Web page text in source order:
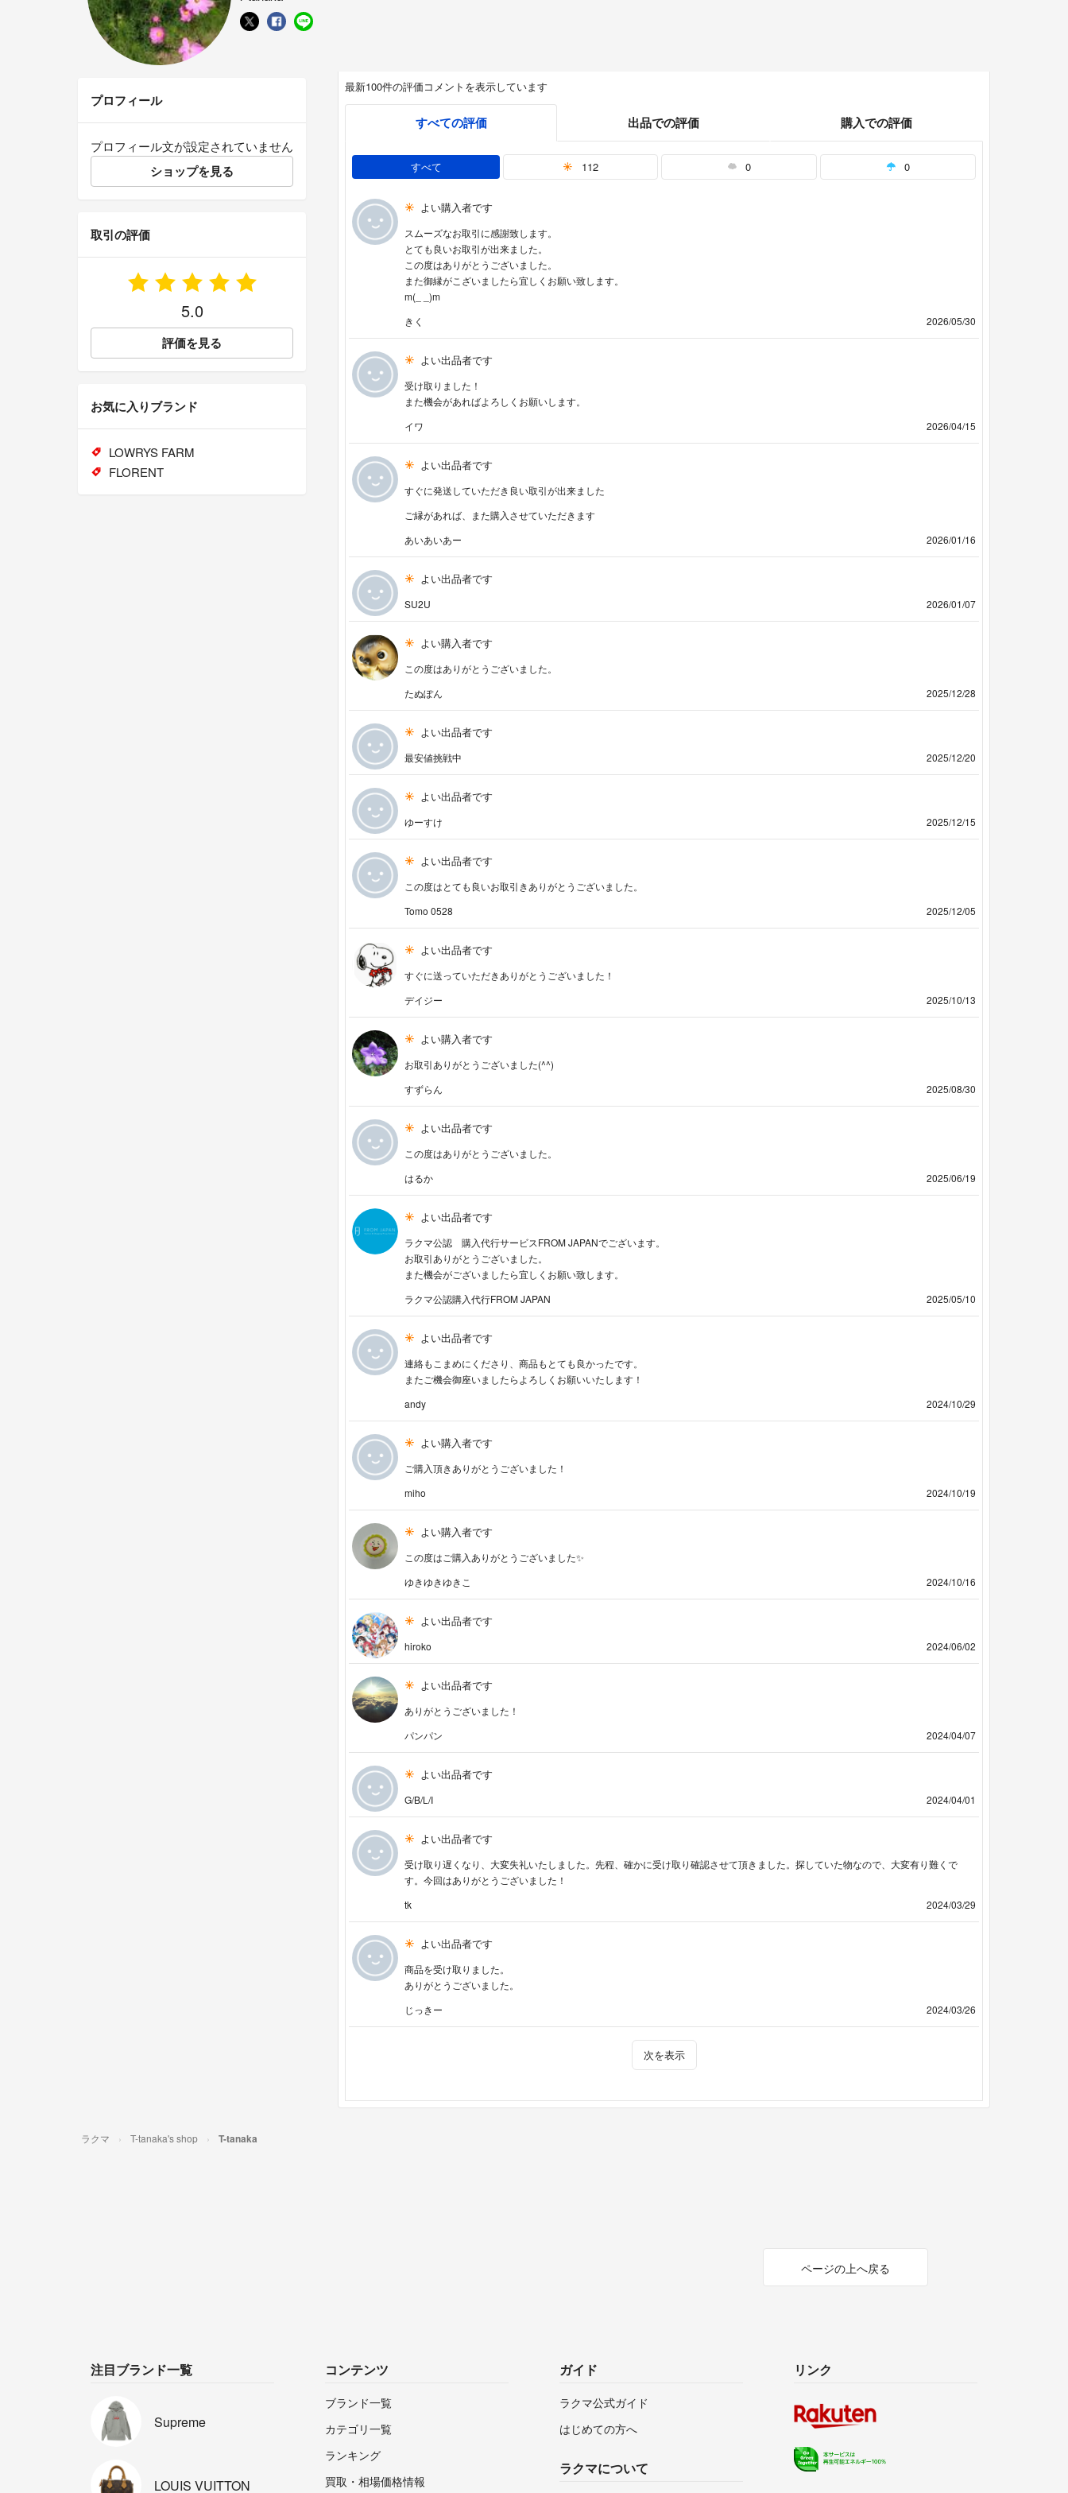
最新100件の評価コメントを表示しています
すべての評価 出品での評価 購入での評価
すべて 112 0 0
よい購入者です
スムーズなお取引に感謝致します。
とても良いお取引が出来ました。
この度はありがとうございました。
また御縁がこざいましたら宜しくお願い致します。
m(_ _)m
きく
2026/05/30
よい出品者です
受け取りました！
また機会があればよろしくお願いします。
イワ
2026/04/15
よい出品者です
すぐに発送していただき良い取引が出来ました
ご縁があれば、また購入させていただきます
あいあいあー
2026/01/16
よい出品者です
SU2U 2026/01/07
よい購入者です
この度はありがとうございました。
たぬぽん
2025/12/28
よい出品者です
最安値挑戦中 2025/12/20
よい出品者です
ゆーすけ 2025/12/15
よい出品者です
この度はとても良いお取引きありがとうございました。
Tomo 0528
2025/12/05
よい出品者です
すぐに送っていただきありがとうございました！
デイジー
2025/10/13
よい購入者です
お取引ありがとうございました(^^)
すずらん
2025/08/30
よい出品者です
この度はありがとうございました。
はるか
2025/06/19
よい出品者です
ラクマ公認 購入代行サービスFROM JAPANでございます。
お取引ありがとうございました。
また機会がございましたら宜しくお願い致します。
ラクマ公認購入代行FROM JAPAN
2025/05/10
よい出品者です
連絡もこまめにくださり、商品もとても良かったです。
またご機会御座いましたらよろしくお願いいたします！
andy
2024/10/29
よい購入者です
ご購入頂きありがとうございました！
miho
2024/10/19
よい購入者です
この度はご購入ありがとうございました✨️
ゆきゆきゆきこ
2024/10/16
よい出品者です
hiroko 2024/06/02
よい出品者です
ありがとうございました！
パンパン
2024/04/07
よい出品者です
G/B/L/I 2024/04/01
よい出品者です
受け取り遅くなり、大変失礼いたしました。先程、確かに受け取り確認させて頂きました。探していた物なので、大変有り難くで
す。今回はありがとうございました！
tk
2024/03/29
よい出品者です
商品を受け取りました。
ありがとうございました。
じっきー
2024/03/26
次を表示
プロフィール
プロフィール文が設定されていません
ショップを見る
取引の評価
5.0
評価を見る
お気に入りブランド
LOWRYS FARM
FLORENT
ラクマ T-tanaka's shop T-tanaka
ページの上へ戻る
注目ブランド一覧
Supreme
LOUIS VUITTON
コンテンツ
ブランド一覧
カテゴリ一覧
ランキング
買取・相場価格情報
ガイド
ラクマ公式ガイド
はじめての方へ
ラクマについて
リンク